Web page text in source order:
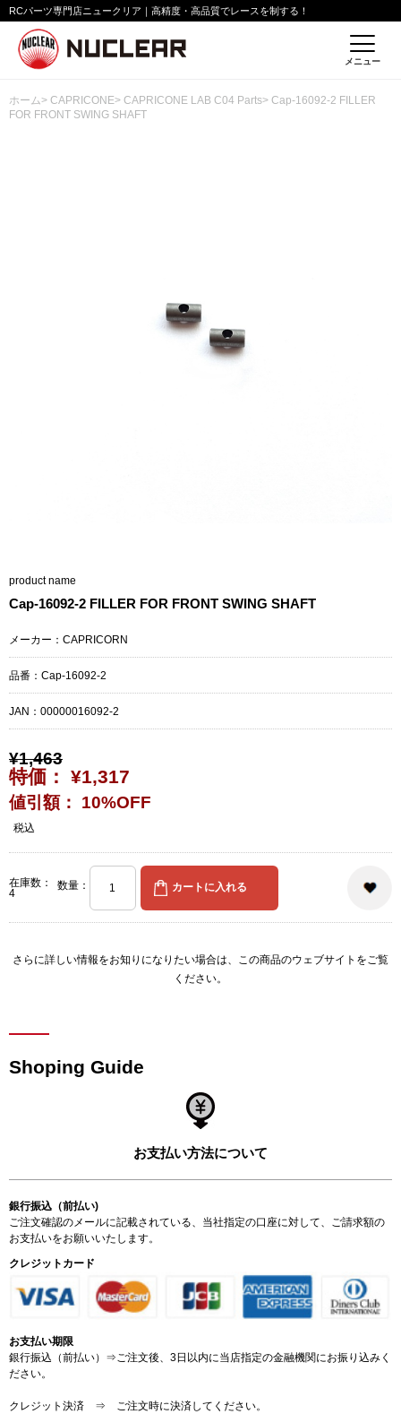
RCパーツ専門店ニュークリア｜高精度・高品質でレースを制する！
メニュー
ホーム> CAPRICONE> CAPRICONE LAB C04 Parts> Cap-16092-2 FILLER
FOR FRONT SWING SHAFT
product name
Cap-16092-2 FILLER FOR FRONT SWING SHAFT
メーカー：CAPRICORN
品番：Cap-16092-2
JAN： 00000016092-2
¥1,463
特価： ¥1,317
値引額： 10%OFF
税込
在庫数：
4
数量：
さらに詳しい情報をお知りになりたい場合は、 この商品のウェブサイト をご覧
ください。
Shoping Guide
お支払い方法について
銀行振込（前払い)
ご注文確認のメールに記載されている、当社指定の口座に対して、ご請求額の
お支払いをお願いいたします。
クレジットカード
お支払い期限
銀行振込（前払い）⇒ご注文後、3日以内に当店指定の金融機関にお振り込みく
ださい。
クレジット決済 ⇒ ご注文時に決済してください。